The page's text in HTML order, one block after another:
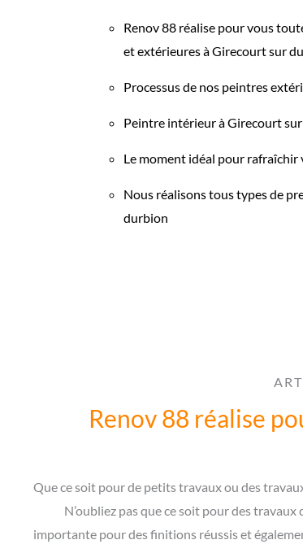
Renov 88 réalise pour vous
et extérieures à Girecourt sur
Processus de nos peintres
Peintre intérieur à Girecourt
Le moment idéal pour
Nous réalisons tous types de
durbion
Renov 88 réalise
Que ce soit pour de petits travaux ou des
N’oubliez pas que ce soit pour des
importante pour des finitions réussis et